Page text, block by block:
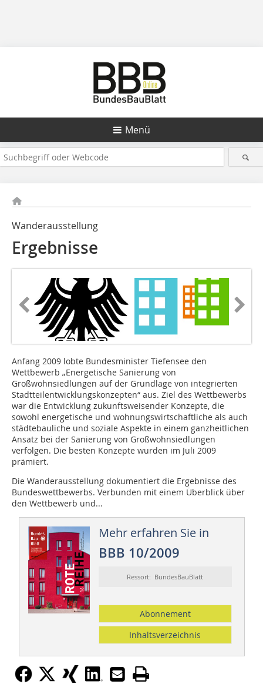
Menü
Wanderausstellung
Ergebnisse
Anfang 2009 lobte Bundesminister Tiefensee den
Wettbewerb „Energetische Sanierung von
Großwohnsiedlungen auf der Grundlage von integrierten
Stadtteilentwicklungskonzepten“ aus. Ziel des Wettbewerbs
war die Entwicklung zukunftsweisender Konzepte, die
sowohl energetische und wohnungswirtschaftliche als auch
städtebauliche und soziale Aspekte in einem ganzheitlichen
Ansatz bei der Sanierung von Großwohnsiedlungen
verfolgen. Die besten Konzepte wurden im Juli 2009
prämiert.
Die Wanderausstellung dokumentiert die Ergebnisse des
Bundeswettbewerbs. Verbunden mit einem Überblick über
den Wettbewerb und...
Mehr erfahren Sie in
BBB 10/2009
Ressort: BundesBauBlatt
Abonnement
Inhaltsverzeichnis